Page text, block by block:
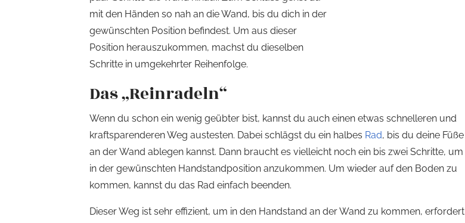
mit den Händen so nah an die Wand, bis du dich in der
gewünschten Position befindest. Um aus dieser
Position herauszukommen, machst du dieselben
Schritte in umgekehrter Reihenfolge.
Das „Reinradeln“
Wenn du schon ein wenig geübter bist, kannst du auch einen etwas schnelleren und
kraftsparenderen Weg austesten. Dabei schlägst du ein halbes Rad, bis du deine Füße
an der Wand ablegen kannst. Dann braucht es vielleicht noch ein bis zwei Schritte, um
in der gewünschten Handstandposition anzukommen. Um wieder auf den Boden zu
kommen, kannst du das Rad einfach beenden.
Dieser Weg ist sehr effizient, um in den Handstand an der Wand zu kommen, erfordert